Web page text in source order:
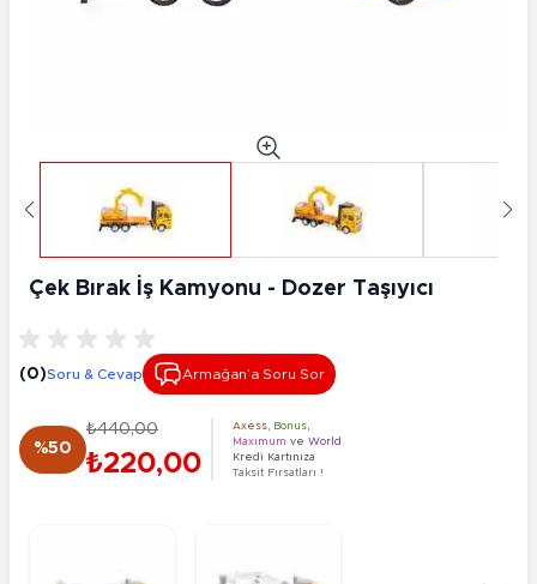
Çek Bırak İş Kamyonu - Dozer Taşıyıcı
(0)Soru & Cevap Armağan’a Soru Sor
%50
₺440,00
₺220,00
Axess Bonus
Maximum ve World
Kredi Kartınıza
Taksit Fırsatları !